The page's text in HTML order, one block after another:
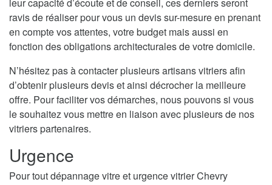
ravis de réaliser pour vous un devis sur-mesure en prenant
en compte vos attentes, votre budget mais aussi en
fonction des obligations architecturales de votre domicile.
N’hésitez pas à contacter plusieurs artisans vitriers afin
d’obtenir plusieurs devis et ainsi décrocher la meilleure
offre. Pour faciliter vos démarches, nous pouvons si vous
le souhaitez vous mettre en liaison avec plusieurs de nos
vitriers partenaires.
Urgence
Pour tout dépannage vitre et urgence vitrier Chevry